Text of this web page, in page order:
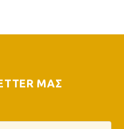
ΜΑΣ